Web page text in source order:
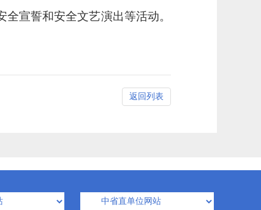
宣誓和安全文艺演出等活动。
返回列表